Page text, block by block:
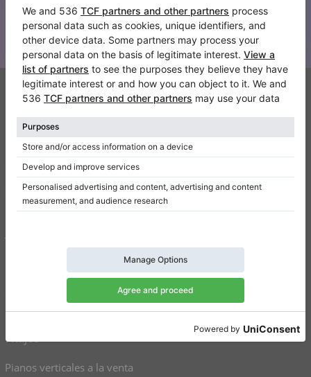
Manténgase al día con todas las noticias de Klaviano
FAQ
Contacto
Sobre nosotros
Escribir una reseña
Términos de uso
Configuración de consentimiento
Atajos
Pianos verticales a la venta